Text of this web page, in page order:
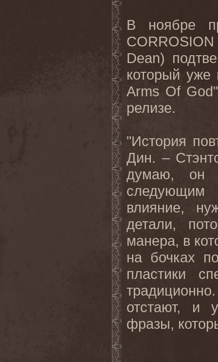
В ноябре
CORROSION
Dean)
который уже
Arms Of God
релизе.
"История
Дин. –
думаю, он
влияние,
детали,
манера, в
на бочках
пластики
отстают, и
фразы,